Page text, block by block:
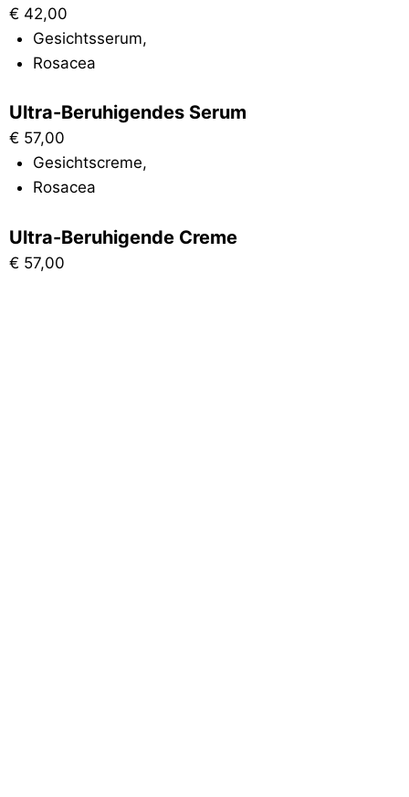
€ 42,00
Gesichtsserum,
Rosacea
Ultra-Beruhigendes Serum
€ 57,00
Gesichtscreme,
Rosacea
Ultra-Beruhigende Creme
€ 57,00